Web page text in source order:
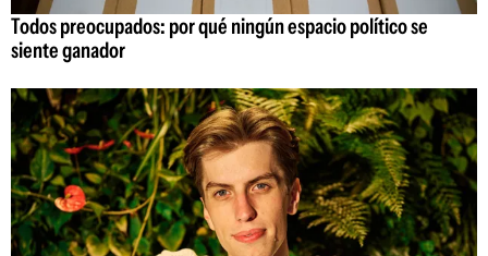
Todos preocupados: por qué ningún espacio político se
siente ganador